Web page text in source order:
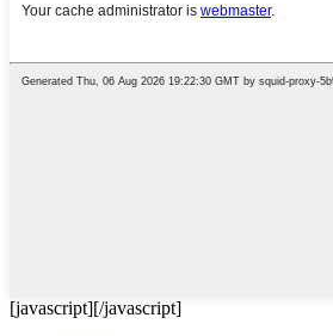
[javascript][/javascript]